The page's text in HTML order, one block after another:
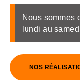
Nous sommes
lundi au samedi
NOS